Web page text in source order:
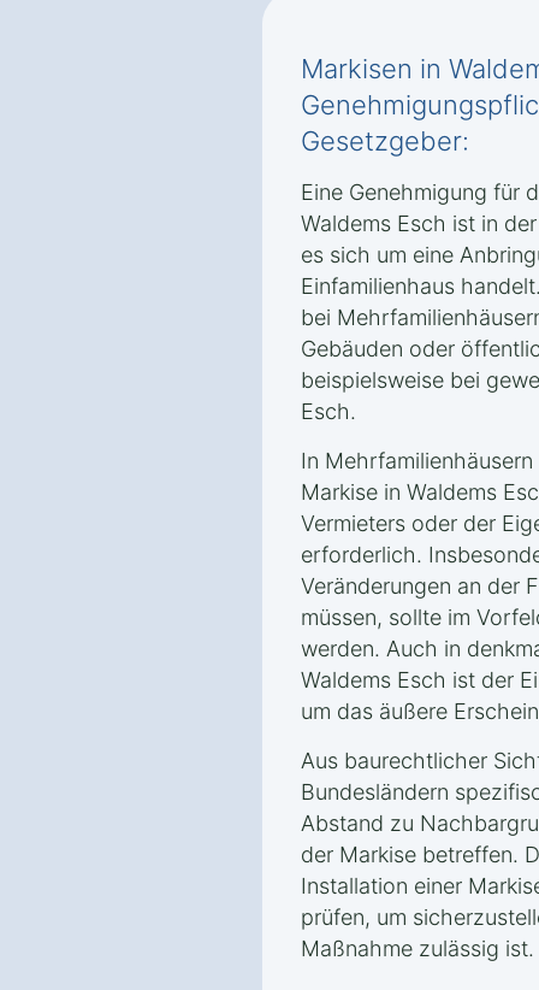
Markisen in
Gesetzgeber:
Eine Genehmigung für
Waldems Esch ist in
es sich um eine
Einfamilienhaus
bei
Gebäuden oder
beispielsweise bei
Esch.
In
Markise in Waldems
Vermieters oder der
erforderlich.
Veränderungen an der
müssen, sollte im
werden. Auch in
Waldems Esch ist der
um das äußere
Aus baurechtlicher
Bundesländern
Abstand zu
der Markise betreffen.
Installation einer
prüfen, um
Maßnahme zulässig ist.